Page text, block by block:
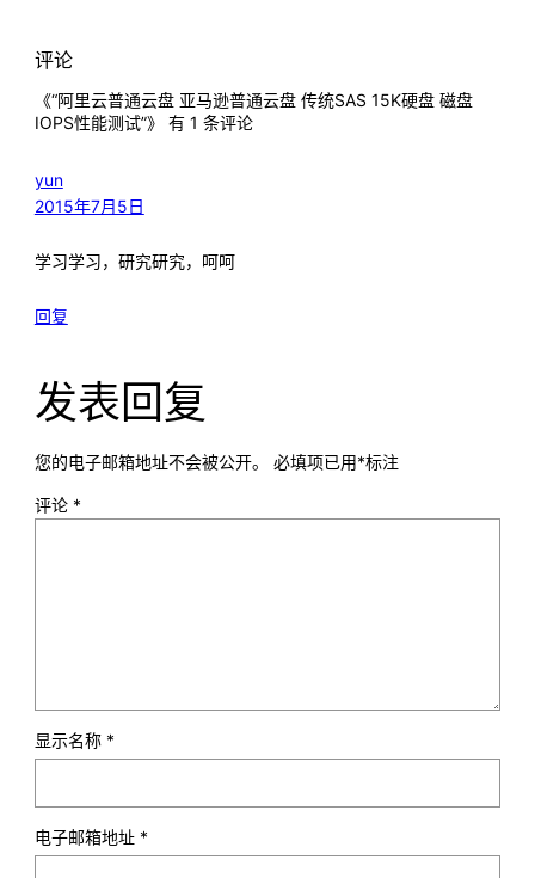
评论
《“阿里云普通云盘 亚马逊普通云盘 传统SAS 15K硬盘 磁盘
IOPS性能测试”》 有 1 条评论
yun
2015年7月5日
学习学习，研究研究，呵呵
回复
发表回复
您的电子邮箱地址不会被公开。 必填项已用*标注
评论 *
显示名称 *
电子邮箱地址 *